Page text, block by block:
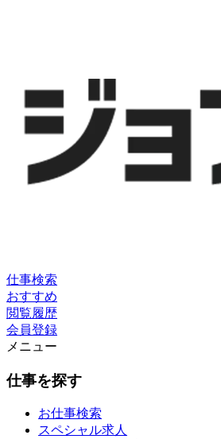
仕事検索
おすすめ
閲覧履歴
会員登録
メニュー
仕事を探す
お仕事検索
スペシャル求人